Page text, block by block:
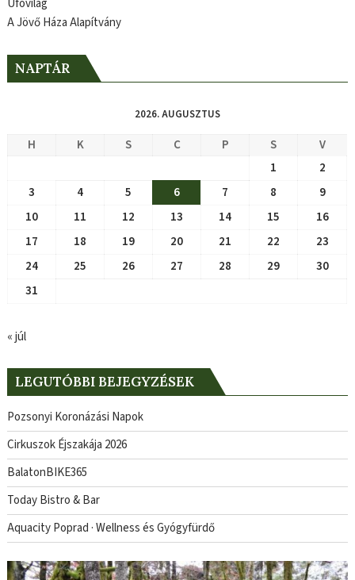
Ufóvilág
A Jövő Háza Alapítvány
NAPTÁR
2026. AUGUSZTUS
H K S C P S
V
1
2
3
4 5 6 7 8
9
10
11 12 13 14 15
16
17
18 19 20 21 22
23
24
25 26 27 28 29
30
31
« júl
LEGUTÓBBI BEJEGYZÉSEK
Pozsonyi Koronázási Napok
Cirkuszok Éjszakája 2026
BalatonBIKE365
Today Bistro & Bar
Aquacity Poprad · Wellness és Gyógyfürdő